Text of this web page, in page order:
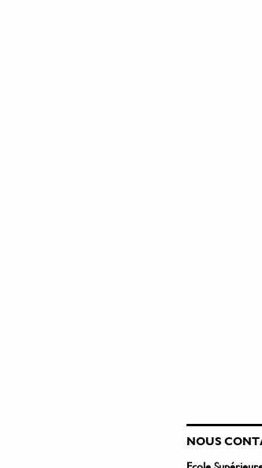
NOUS